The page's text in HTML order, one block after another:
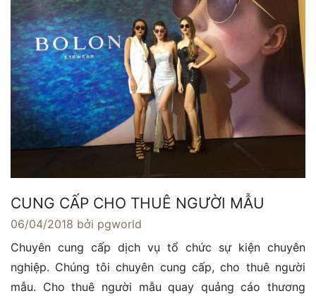
CUNG CẤP CHO THUÊ NGƯỜI MẪU
06/04/2018 bởi pgworld
Chuyên cung cấp dịch vụ tổ chức sự kiện chuyên
nghiệp. Chúng tôi chuyên cung cấp, cho thuê người
mẫu. Cho thuê người mẫu quay quảng cáo thương